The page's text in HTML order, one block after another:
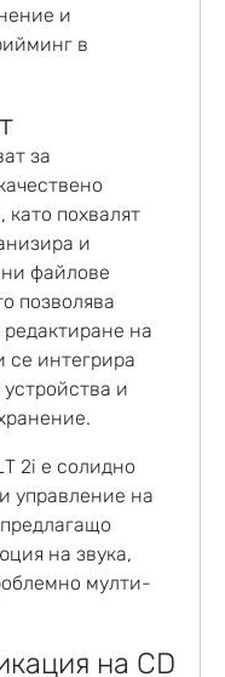
и
в
за
като похвалят
и
файлове
позволява
на
се интегрира
и
2i е солидно
управление на
на звука,
мулти-
на CD